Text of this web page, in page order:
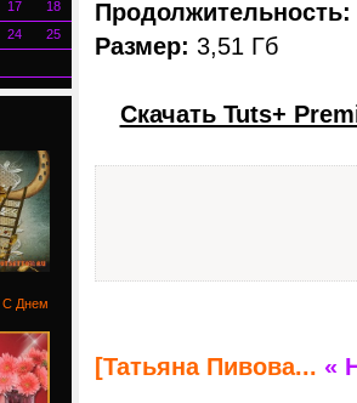
Продолжительность:
Размер: 3,51 Гб
Скачать Tuts+
[Татьяна Пивова... «
17
18
24
25
С Днем